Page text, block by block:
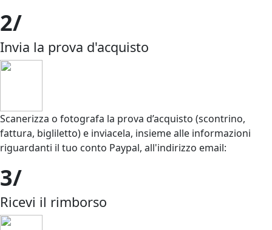
2/
Invia la prova d'acquisto
Scanerizza o fotografa la prova d’acquisto (scontrino,
fattura, bigliletto) e inviacela, insieme alle informazioni
riguardanti il tuo conto Paypal, all'indirizzo email:
3/
Ricevi il rimborso